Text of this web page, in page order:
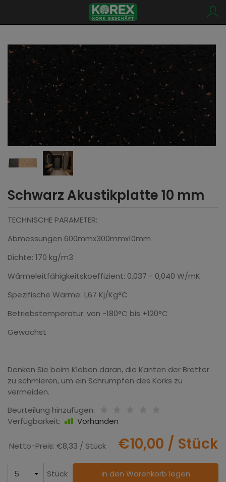
Schwarz Akustikplatte 10 mm
TECHNISCHE PARAMETER:
Abmessungen 600mmx300mmx10mm
Dichte: 170 kg/m3
Wärmeleitfähigkeitskoeffizient: 0,037 - 0,040 W/mK
Spezifische Wärme: 1,67 Kj/Kg°C
Betriebstemperatur: von -180°C bis +120°C
Gewachst
Denken Sie beim Kleben daran, die Kanten der Bretter
zu schmieren, um ein Schrumpfen des Korks zu
vermeiden.
Beurteilung hinzufügen:
Verfügbarkeit:
Vorhanden
Netto-Preis: €8,33 / Stück €10,00 / Stück
Stück in den Warenkorb legen